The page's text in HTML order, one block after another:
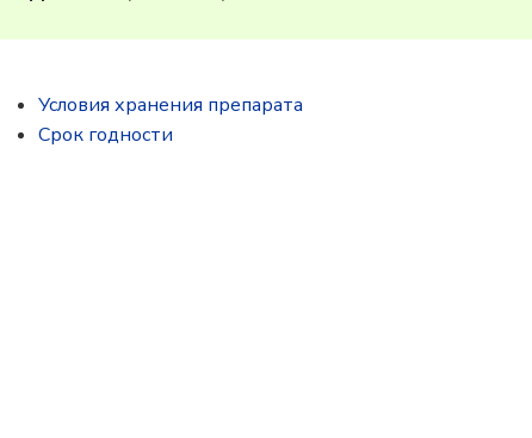
Условия хранения препарата
Срок годности